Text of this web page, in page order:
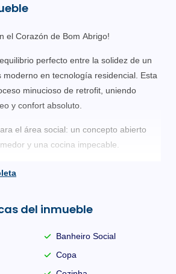
el Corazón de Bom Abrigo!
perfecto entre la solidez de un
moderno en tecnología residencial. Esta
minucioso de retrofit, uniendo
y confort absoluto.
el área social: un concepto abierto
y una cocina impecable.
Iluminación inteligente por
parrilla e SPA con cromoterapia
del inmueble
Banheiro Social
Copa